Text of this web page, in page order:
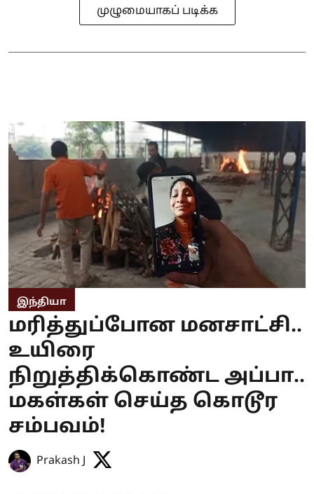
முழுமையாகப் படிக்க
இந்தியா
மரித்துப்போன மனசாட்சி..
உயிரை
நிறுத்திக்கொண்ட அப்பா..
மகள்கள் செய்த கொடூர
சம்பவம்!
Prakash J